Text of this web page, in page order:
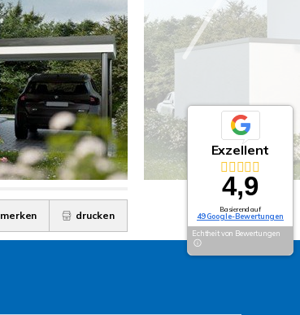
merken drucken
Exzellent
4,9
Basierend auf
49 Google-Bewertungen
Echtheit von Bewertungen